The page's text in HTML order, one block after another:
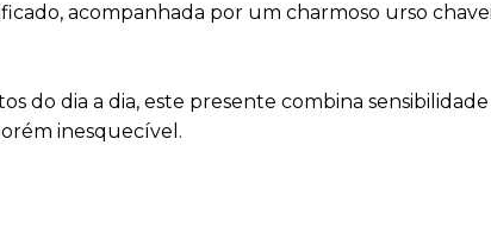
acompanhada por um charmoso urso
do dia a dia, este presente combina
inesquecível.